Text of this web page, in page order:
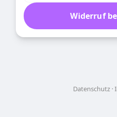
Widerruf
Datenschutz